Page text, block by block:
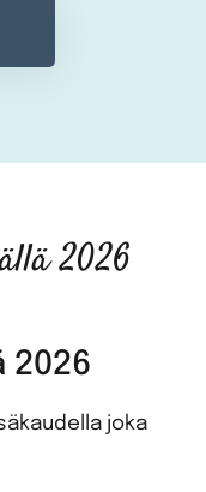
2026
2026
joka